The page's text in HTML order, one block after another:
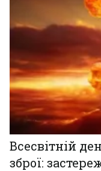
Всесвітній
зброї: